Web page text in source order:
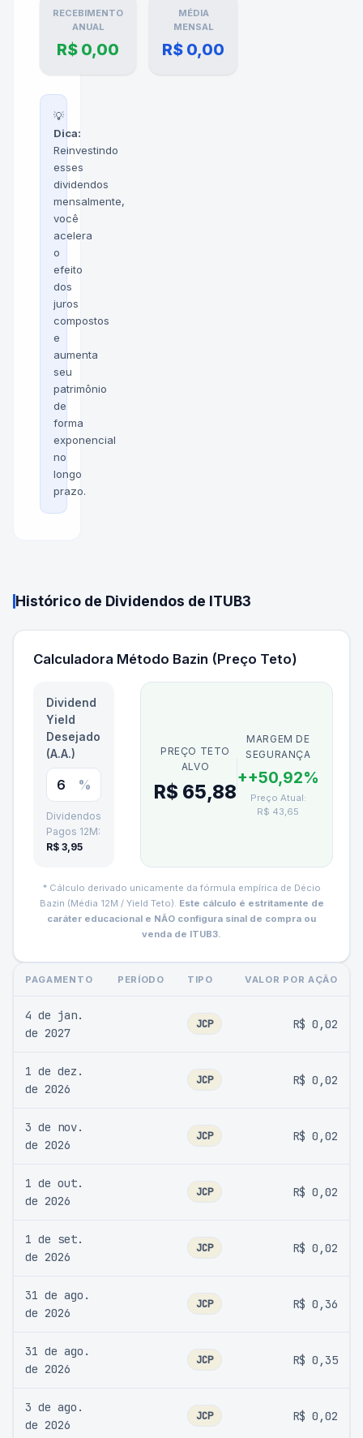
RECEBIMENTO
ANUAL
R$ 0,00
MÉDIA
MENSAL
R$ 0,00
💡
Dica:
Reinvestindo
esses
dividendos
mensalmente,
você
acelera
o
efeito
dos
juros
compostos
e
aumenta
seu
patrimônio
de
forma
exponencial
no
longo
prazo.
Histórico de Dividendos de ITUB3
Calculadora Método Bazin (Preço Teto)
Dividend
Yield
Desejado
(A.A.)
%
Dividendos
Pagos 12M:
R$ 3,95
PREÇO TETO
ALVO
R$ 65,88
MARGEM DE
SEGURANÇA
++50,92%
Preço Atual:
R$ 43,65
* Cálculo derivado unicamente da fórmula empírica de Décio
Bazin (Média 12M / Yield Teto). Este cálculo é estritamente de
caráter educacional e NÃO configura sinal de compra ou
venda de ITUB3.
PAGAMENTO PERÍODO TIPO VALOR POR AÇÃO
4 de jan.
de 2027
JCP R$ 0,02
1 de dez.
de 2026
JCP R$ 0,02
3 de nov.
de 2026
JCP R$ 0,02
1 de out.
de 2026
JCP R$ 0,02
1 de set.
de 2026
JCP R$ 0,02
31 de ago.
de 2026
JCP R$ 0,36
31 de ago.
de 2026
JCP R$ 0,35
3 de ago.
de 2026
JCP R$ 0,02